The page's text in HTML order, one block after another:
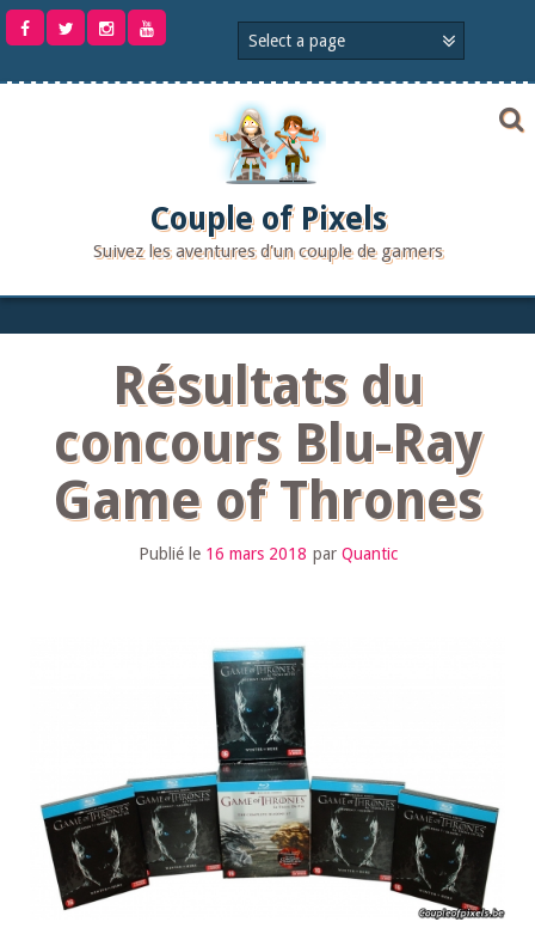
Aller
Couple of Pixels
Suivez les aventures d'un couple de gamers
Résultats du
concours Blu-Ray
Game of Thrones
Publié le 16 mars 2018 par Quantic